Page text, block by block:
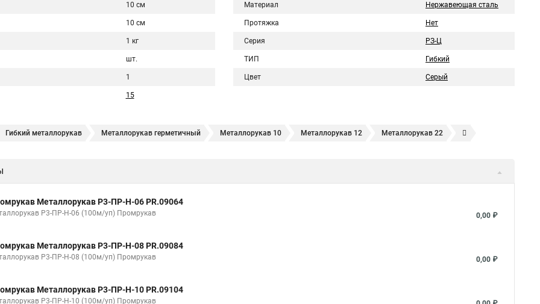
10 см
10 см
1 кг
шт.
1
15
Материал Нержавеющая сталь
Протяжка Нет
Серия РЗ-Ц
ТИП Гибкий
Цвет Серый
Гибкий металлорукав Металлорукав герметичный Металлорукав 10 Металлорукав 12 Металлорукав 22
20
изоляции Металлорукава пвх 25
мрпи Металлорукав выхлопной
в пвх Металлорукав рз цх 20 Металлорукав цпнг 20
Металлорукав Р3-ПР-Н-06 PR.09064
Р3-ПР-Н-06 (100м/уп) Промрукав 0,00 ₽
Металлорукав Р3-ПР-Н-08 PR.09084
Р3-ПР-Н-08 (100м/уп) Промрукав 0,00 ₽
Металлорукав Р3-ПР-Н-10 PR.09104
Р3-ПР-Н-10 (100м/уп) Промрукав